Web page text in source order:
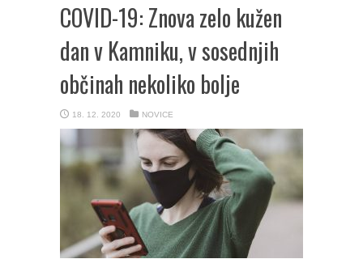
COVID-19: Znova zelo kužen
dan v Kamniku, v sosednjih
občinah nekoliko bolje
18. 12. 2020 NOVICE